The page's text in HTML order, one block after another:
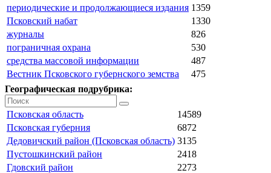
периодические и продолжающиеся издания 1359
Псковский набат
1330
журналы
826
пограничная охрана
530
средства массовой информации
487
Вестник Псковского губернского земства
475
Географическая подрубрика:
Псковская область
14589
Псковская губерния
6872
Дедовичский район (Псковская область) 3135
Пустошкинский район
2418
Гдовский район
2273